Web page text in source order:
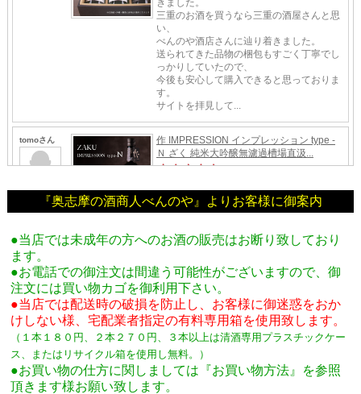
『奥志摩の酒商人べんのや』よりお客様に御案内
●当店では未成年の方へのお酒の販売はお断り致しており
ます。
●お電話での御注文は間違う可能性がございますので、御
注文には買い物カゴを御利用下さい。
●当店では配送時の破損を防止し、お客様に御迷惑をおか
けしない様、宅配業者指定の有料専用箱を使用致します。
（１本１８０円、２本２７０円、３本以上は清酒専用プラスチックケー
ス、またはリサイクル箱を使用し無料。
）
●お買い物の仕方に関しましては『お買い物方法』を参照
頂きます様お願い致します。